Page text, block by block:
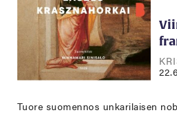
Tuore suomennos unkarilaisen